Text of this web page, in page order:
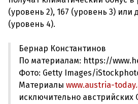
(уровень 2), 167 (уровень 3) или
Бернар Константинов
По материалам: https://
Фото: Getty Images/
Материалы www.austria-
исключительно